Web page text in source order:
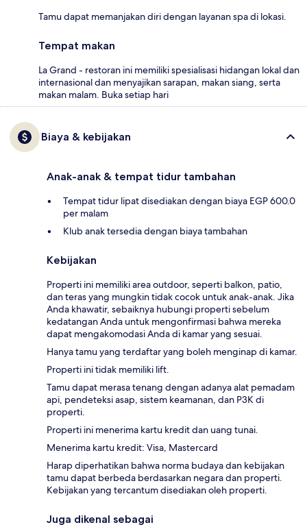
Tamu dapat memanjakan diri dengan layanan spa di lokasi.
Tempat makan
La Grand - restoran ini memiliki spesialisasi hidangan lokal dan
internasional dan menyajikan sarapan, makan siang, serta
makan malam. Buka setiap hari
Biaya & kebijakan
Anak-anak & tempat tidur tambahan
Tempat tidur lipat disediakan dengan biaya EGP 600.0
per malam
Klub anak tersedia dengan biaya tambahan
Kebijakan
Properti ini memiliki area outdoor, seperti balkon, patio,
dan teras yang mungkin tidak cocok untuk anak-anak. Jika
Anda khawatir, sebaiknya hubungi properti sebelum
kedatangan Anda untuk mengonfirmasi bahwa mereka
dapat mengakomodasi Anda di kamar yang sesuai.
Hanya tamu yang terdaftar yang boleh menginap di kamar.
Properti ini tidak memiliki lift.
Tamu dapat merasa tenang dengan adanya alat pemadam
api, pendeteksi asap, sistem keamanan, dan P3K di
properti.
Properti ini menerima kartu kredit dan uang tunai.
Menerima kartu kredit: Visa, Mastercard
Harap diperhatikan bahwa norma budaya dan kebijakan
tamu dapat berbeda berdasarkan negara dan properti.
Kebijakan yang tercantum disediakan oleh properti.
Juga dikenal sebagai